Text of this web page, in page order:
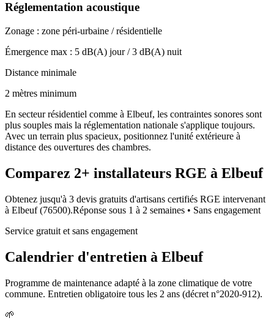
Réglementation acoustique
Zonage : zone péri-urbaine / résidentielle
Émergence max : 5 dB(A) jour /3 dB(A) nuit
Distance minimale
2 mètres minimum
En secteur résidentiel comme à Elbeuf, les contraintes sonores sont
plus souples mais la réglementation nationale s'applique toujours.
Avec un terrain plus spacieux, positionnez l'unité extérieure à
distance des ouvertures des chambres.
Comparez 2+ installateurs RGE à Elbeuf
Obtenez jusqu'à 3 devis gratuits d'artisans certifiés RGE intervenant
à Elbeuf(76500).Réponse sous 1 à 2 semaines • Sans engagement
Service gratuit et sans engagement
Calendrier d'entretien à Elbeuf
Programme de maintenance adapté à la zone climatique de votre
commune. Entretien obligatoire tous les 2 ans (décret n°2020-912).
🌱